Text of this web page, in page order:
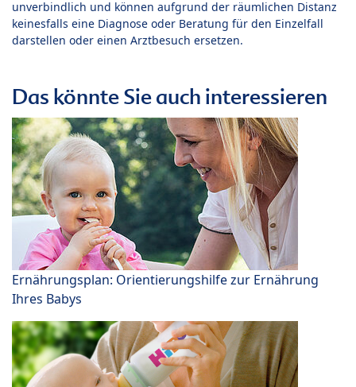
unverbindlich und können aufgrund der räumlichen Distanz
keinesfalls eine Diagnose oder Beratung für den Einzelfall
darstellen oder einen Arztbesuch ersetzen.
Das könnte Sie auch interessieren
Ernährungsplan: Orientierungshilfe zur Ernährung
Ihres Babys